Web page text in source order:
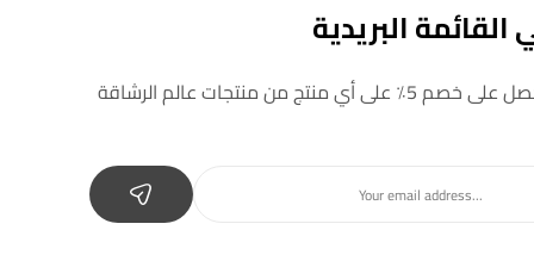
البريدية
منتج من منتجات عالم الرشاقة